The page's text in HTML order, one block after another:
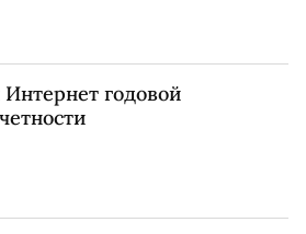
годовой